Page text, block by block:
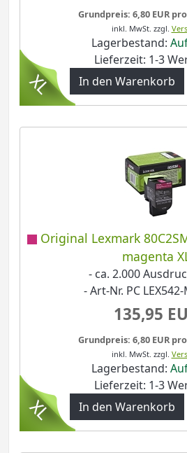
Grundpreis: 6,80 EUR
inkl. MwSt. zzgl.
Lagerbestand:
Lieferzeit: 1-3
Original Lexmark
magenta
- ca. 2.000
- Art-Nr. PC
135,95
Grundpreis: 6,80 EUR
inkl. MwSt. zzgl.
Lagerbestand:
Lieferzeit: 1-3